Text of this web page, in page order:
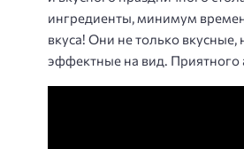
ингредиенты, минимум
вкуса! Они не только вкусные,
эффектные на вид. Приятного